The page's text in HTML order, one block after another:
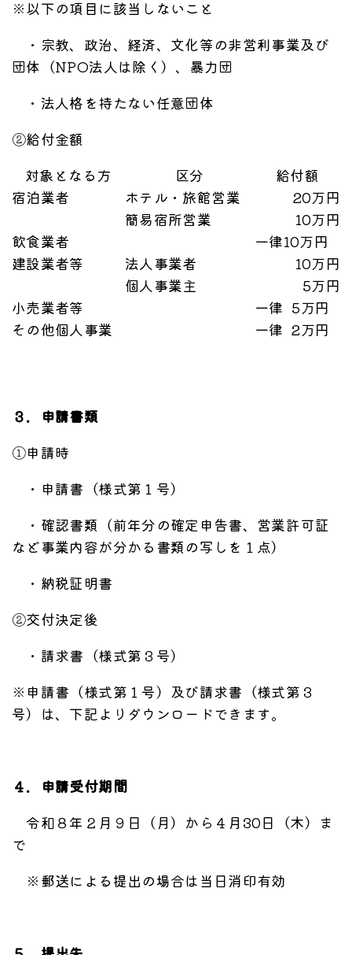
※以下の項目に該当しないこと
・宗教、政治、経済、文化等の非営利事業及び
団体（NPO法人は除く）、暴力団
・法人格を持たない任意団体
②給付金額
対象となる方
区分
給付額
宿泊業者
ホテル・旅館営業
20万円
簡易宿所営業
10万円
飲食業者
一律10万円
建設業者等
法人事業者
10万円
個人事業主
5万円
小売業者等
一律 5万円
その他個人事業
一律 2万円
３．申請書類
①申請時
・申請書（様式第１号）
・確認書類（前年分の確定申告書、営業許可証
など事業内容が分かる書類の写しを１点）
・納税証明書
②交付決定後
・請求書（様式第３号）
※申請書（様式第１号）及び請求書（様式第３
号）は、下記よりダウンロードできます。
４．申請受付期間
令和８年２月９日（月）から４月30日（木）ま
で
※郵送による提出の場合は当日消印有効